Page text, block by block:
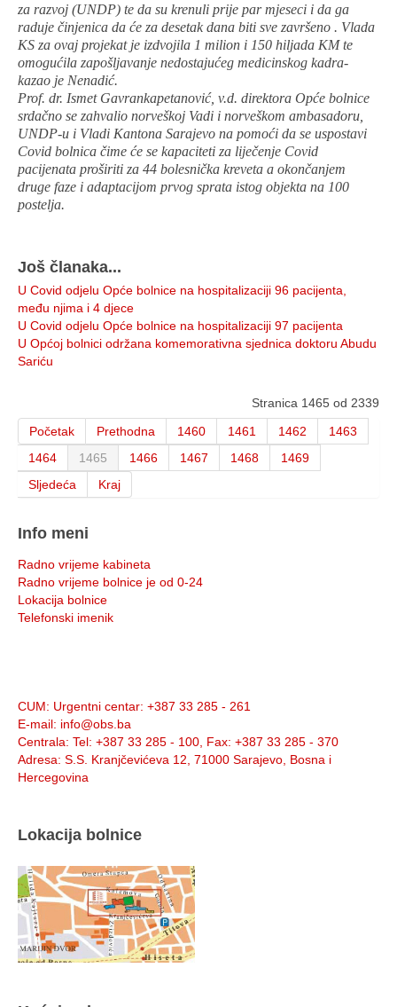
za razvoj (UNDP) te da su krenuli prije par mjeseci i da ga
raduje činjenica da će za desetak dana biti sve završeno . Vlada
KS za ovaj projekat je izdvojila 1 milion i 150 hiljada KM te
omogućila zapošljavanje nedostajućeg medicinskog kadra-
kazao je Nenadić.
Prof. dr. Ismet Gavrankapetanović, v.d. direktora Opće bolnice
srdačno se zahvalio norveškoj Vadi i norveškom ambasadoru,
UNDP-u i Vladi Kantona Sarajevo na pomoći da se uspostavi
Covid bolnica čime će se kapaciteti za liječenje Covid
pacijenata proširiti za 44 bolesnička kreveta a okončanjem
druge faze i adaptacijom prvog sprata istog objekta na 100
postelja.
Još članaka...
U Covid odjelu Opće bolnice na hospitalizaciji 96 pacijenta,
među njima i 4 djece
U Covid odjelu Opće bolnice na hospitalizaciji 97 pacijenta
U Općoj bolnici održana komemorativna sjednica doktoru Abudu
Sariću
Stranica 1465 od 2339
Početak
Prethodna 1460 1461 1462
1463
1464
1465 1466 1467 1468
1469
Sljedeća
Kraj
Info meni
Radno vrijeme kabineta
Radno vrijeme bolnice je od 0-24
Lokacija bolnice
Telefonski imenik
CUM: Urgentni centar: +387 33 285 - 261
E-mail: info@obs.ba
Centrala: Tel: +387 33 285 - 100, Fax: +387 33 285 - 370
Adresa: S.S. Kranjčevićeva 12, 71000 Sarajevo, Bosna i
Hercegovina
Lokacija bolnice